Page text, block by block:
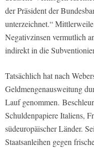
der Präsident der
unterzeichnet.“
Negativzinsen vermutlich
indirekt in die
Tatsächlich hat nach
Geldmengenausweitung
Lauf genommen.
Schuldenpapiere Italiens,
südeuropäischer Länder.
Staatsanleihen gegen